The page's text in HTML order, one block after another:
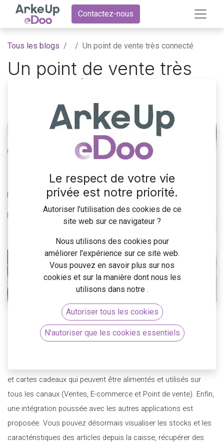
Contactez-nous
Tous les blogs Un point de vente très connecté
Un point de vente très
connecté
20 janvier 2022 parArkeUp eDoo
version 15.0, Odoo a musclé son module de caisse. Le
maître-mot est la connexion : connexion aux périphériques,
et cartes cadeaux qui peuvent être alimentés et utilisés sur
tous les canaux (Ventes, E-commerce et Point de vente). Enfin,
une intégration poussée avec les autres applications est
proposée. Vous pouvez désormais visualiser les stocks et les
caractéristiques des articles depuis la caisse, récupérer des
Le respect de votre vie
privée est notre priorité.
Autoriser l'utilisation des cookies de ce
site web sur ce navigateur ?
Nous utilisons des cookies pour
améliorer l'expérience sur ce site web.
Vous pouvez en savoir plus sur nos
cookies et sur la manière dont nous les
utilisons dans notre .
Autoriser tous les cookies
N'autoriser que les cookies essentiels